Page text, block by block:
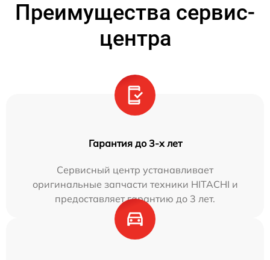
Преимущества сервис-
центра
Гарантия до 3-х лет
Сервисный центр устанавливает
оригинальные запчасти техники HITACHI и
предоставляет гарантию до 3 лет.